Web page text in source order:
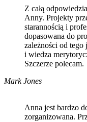
Z całą
Anny. Projekty
starannością i
dopasowana do
zależności od
i wiedza
Szczerze polecam.
Mark Jones
Anna jest bardzo
zorganizowana.